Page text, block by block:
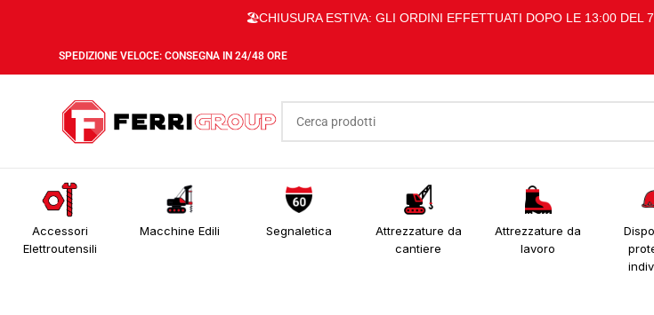
🏖️CHIUSURA ESTIVA: GLI ORDINI EFFETTUATI DOPO LE 13:00 DEL
SPEDIZIONE VELOCE: CONSEGNA IN 24/48 ORE
Accessori
Elettroutensili
Macchine Edili Segnaletica
Attrezzature da
cantiere
Attrezzature da
lavoro